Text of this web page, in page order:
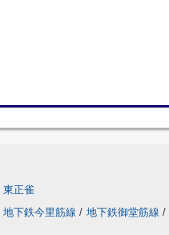
東正雀
地下鉄今里筋線 / 地下鉄御堂筋線 /